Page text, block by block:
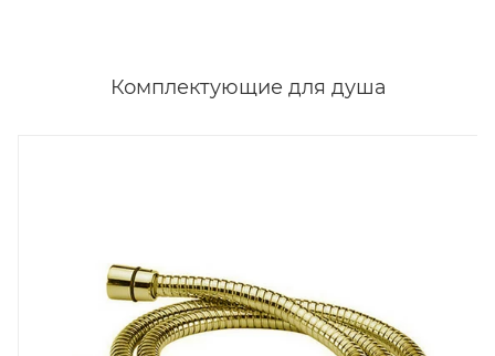
Комплектующие для душа